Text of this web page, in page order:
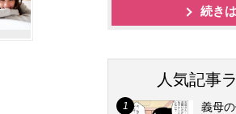
続き
人気記事
義母